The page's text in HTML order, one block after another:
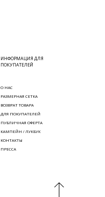
КОНТАКТЫ
ПРЕССА
ВОЗВРАТ ТОВАРА
ДЛЯ ПОКУПАТЕЛЕЙ
О НАС
РАЗМЕРНАЯ СЕТКА
ИНФОРМАЦИЯ ДЛЯ
ПОКУПАТЕЛЕЙ
ПУБЛИЧНАЯ ОФЕРТА
КАМПЕЙН / ЛУКБУК